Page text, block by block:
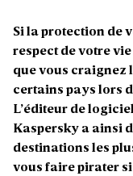
Si la protection de
respect de votre
que vous craignez
certains pays lors
L’éditeur de
Kaspersky a ainsi
destinations les
vous faire pirater si